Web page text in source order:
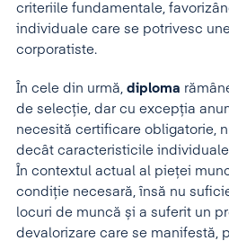
criteriile fundamentale,
individuale care se potrivesc
corporatiste.
În cele din urmă, diploma
de selecție, dar cu excepția
necesită certificare obligatorie,
decât caracteristicile
În contextul actual al pieței
condiție necesară, însă nu
locuri de muncă și a suferit un
devalorizare care se manifestă,